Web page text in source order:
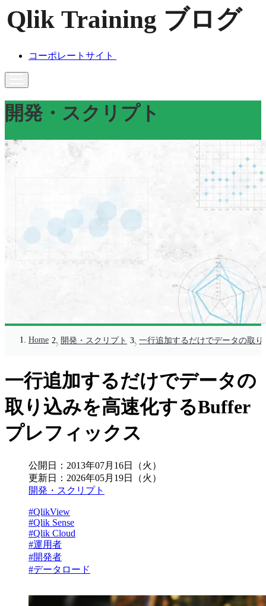
コーポレートサイト
開発・スクリプト
Home 開発・スクリプト 一行追加するだけでデータの取
一行追加するだけでデータの
取り込みを高速化するBuffer
プレフィックス
公開日： 2013年07月16日（火）
更新日： 2026年05月19日（火）
開発・スクリプト
#QlikView
#Qlik Sense
#Qlik Cloud
#運用者
#開発者
#データロード